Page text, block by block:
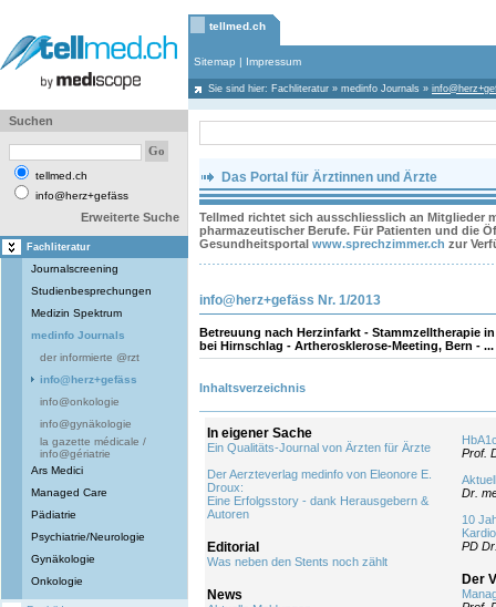
tellmed.ch
Sitemap | Impressum
Sie sind hier: Fachliteratur » medinfo Journals »
Suchen
tellmed.ch
info@herz+gefäss
Erweiterte Suche
Fachliteratur
Journalscreening
Studienbesprechungen
Medizin Spektrum
medinfo Journals
der informierte @rzt
info@herz+gefäss
info@onkologie
info@gynäkologie
la gazette médicale /
info@gériatrie
Ars Medici
Managed Care
Pädiatrie
Psychiatrie/Neurologie
Gynäkologie
Onkologie
Das Portal für Ärztinnen und Ärzte
Tellmed richtet sich ausschliesslich an Mitglieder
pharmazeutischer Berufe. Für Patienten und die
Gesundheitsportal www.sprechzimmer.ch zur
info@herz+gefäss Nr. 1/2013
Betreuung nach Herzinfarkt - Stammzelltherapie
bei Hirnschlag - Artherosklerose-Meeting, Bern - ...
Inhaltsverzeichnis
In eigener Sache
Ein Qualitäts-Journal von Ärzten für Ärzte
Der Aerzteverlag medinfo von Eleonore E.
Droux:
Eine Erfolgsstory - dank Herausgebern &
Autoren
Editorial
Was neben den Stents noch zählt
News
Prof.
Dr.
10
PD
Der